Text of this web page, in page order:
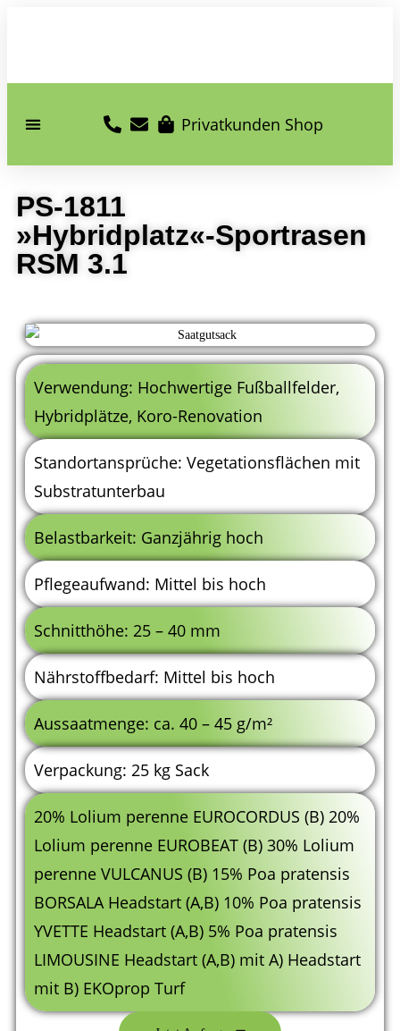
Privatkunden Shop
PS-1811
»Hybridplatz«-Sportrasen
RSM 3.1
Verwendung: Hochwertige Fußballfelder,
Hybridplätze, Koro-Renovation
Standortansprüche: Vegetationsflächen mit
Substratunterbau
Belastbarkeit: Ganzjährig hoch
Pflegeaufwand: Mittel bis hoch
Schnitthöhe: 25 – 40 mm
Nährstoffbedarf: Mittel bis hoch
Aussaatmenge: ca. 40 – 45 g/m²
Verpackung: 25 kg Sack
20% Lolium perenne EUROCORDUS (B) 20%
Lolium perenne EUROBEAT (B) 30% Lolium
perenne VULCANUS (B) 15% Poa pratensis
BORSALA Headstart (A,B) 10% Poa pratensis
YVETTE Headstart (A,B) 5% Poa pratensis
LIMOUSINE Headstart (A,B) mit A) Headstart
mit B) EKOprop Turf